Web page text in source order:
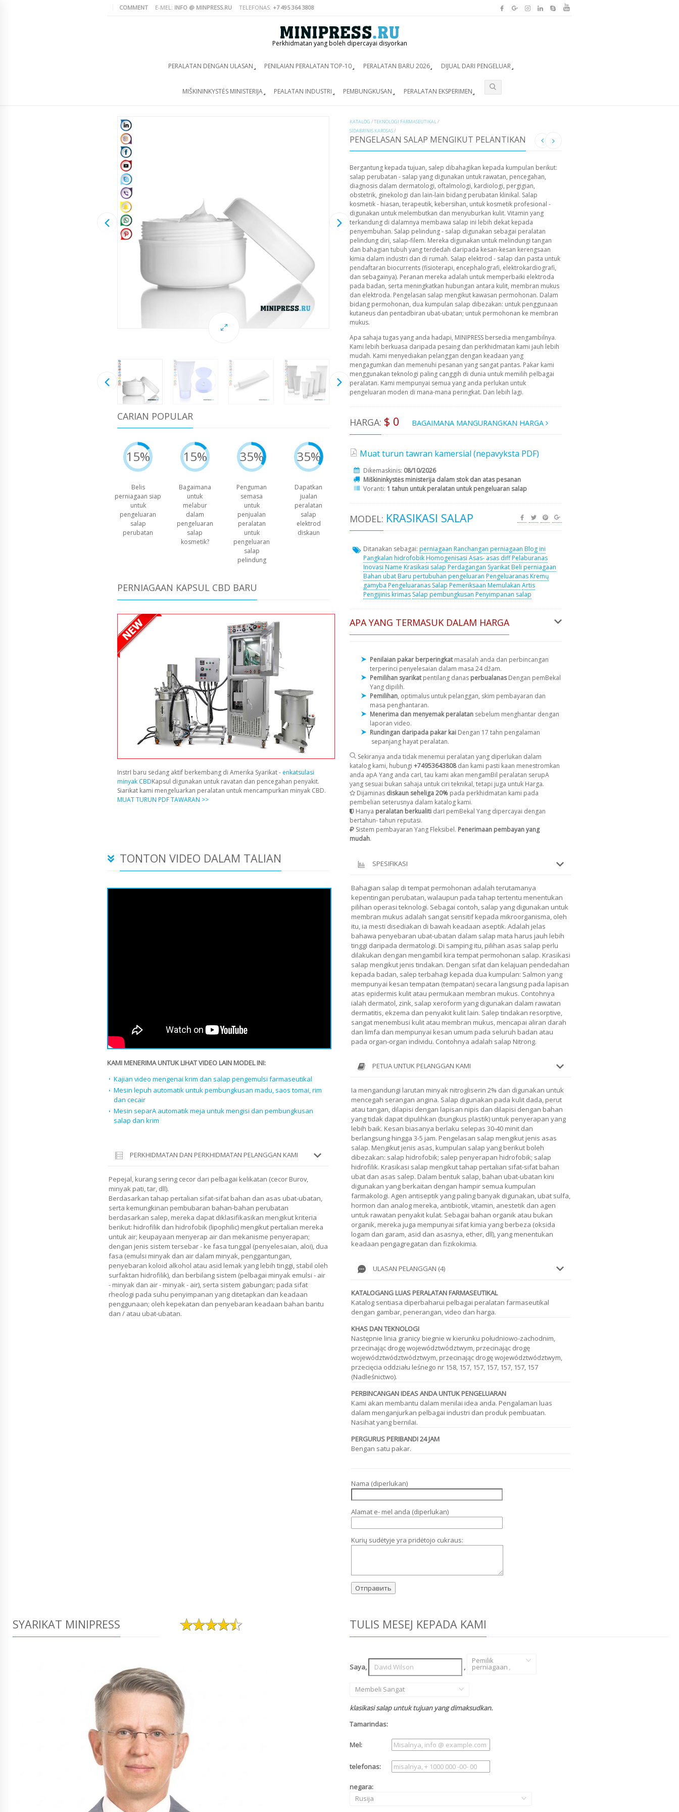
COMMENT E-MEL: INFO @ MINPRESS.RU TELEFONAS: +7 495 364 3808
Perkhidmatan yang boleh dipercayai disyorkan
PERALATAN DENGAN ULASAN PENILAIAN PERALATAN TOP-10 PERALATAN BARU 2026 DIJUAL DARI PENGELUAR
MIŠKININKYSTĖS MINISTERIJA PEALATAN INDUSTRI PEMBUNGKUSAN PERALATAN EKSPERIMEN
CARIAN POPULAR
15%
Belis
perniagaan siap
untuk
pengeluaran
salap
perubatan
15%
Bagaimana
untuk
melabur
dalam
pengeluaran
salap
kosmetik?
35%
Penguman
semasa
untuk
penjualan
peralatan
untuk
pengeluaran
salap
pelindung
35%
Dapatkan
jualan
peralatan
salap
elektrod
diskaun
PERNIAGAAN KAPSUL CBD BARU
InstrI baru sedang aktif berkembang di Amerika Syarikat - enkatsulasi
minyak CBDKapsul digunakan untuk ravatan dan pencegahan penyakit.
Siarikat kami mengeluarkan peralatan untuk mencampurkan minyak CBD.
MUAT TURUN PDF TAWARAN >>
KATALOG /TEKNOLOGI FARMASEUTIKAL/
SIDABRINIS KAROSAS/
PENGELASAN SALAP MENGIKUT PELANTIKAN
Bergantung kepada tujuan, salep dibahagikan kepada kumpulan berikut:
salap perubatan - salap yang digunakan untuk rawatan, pencegahan,
diagnosis dalam dermatologi, oftalmologi, kardiologi, pergigian,
obstetrik, ginekologi dan lain-lain bidang perubatan klinikal. Salap
kosmetik - hiasan, terapeutik, kebersihan, untuk kosmetik profesional -
digunakan untuk melembutkan dan menyuburkan kulit. Vitamin yang
terkandung di dalamnya membawa salap ini lebih dekat kepada
penyembuhan. Salap pelindung - salap digunakan sebagai peralatan
pelindung diri, salap-filem. Mereka digunakan untuk melindungi tangan
dan bahagian tubuh yang terdedah daripada kesan-kesan kerengsaan
kimia dalam industri dan di rumah. Salap elektrod - salap dan pasta untuk
pendaftaran biocurrents (fisioterapi, encephalografi, elektrokardiografi,
dan sebagainya). Peranan mereka adalah untuk memperbaiki elektroda
pada badan, serta meningkatkan hubungan antara kulit, membran mukus
dan elektroda. Pengelasan salap mengikut kawasan permohonan. Dalam
bidang permohonan, dua kumpulan salap dibezakan: untuk penggunaan
kutaneus dan pentadbiran ubat-ubatan; untuk permohonan ke membran
mukus.
Apa sahaja tugas yang anda hadapi, MINIPRESS bersedia mengambilnya.
Kami lebih berkuasa daripada pesaing dan perkhidmatan kami jauh lebih
mudah. Kami menyediakan pelanggan dengan keadaan yang
mengagumkan dan memenuhi pesanan yang sangat pantas. Pakar kami
menggunakan teknologi paling canggih di dunia untuk memilih pelbagai
peralatan. Kami mempunyai semua yang anda perlukan untuk
pengeluaran moden di mana-mana peringkat. Dan lebih lagi.
HARGA: $ 0 BAGAIMANA MANGURANGKAN HARGA
Muat turun tawran kamersial (nepavyksta PDF)
Dikemaskinis: 08/10/2026
Miškininkystės ministerija dalam stok dan atas pesanan
Voranti: 1 tahun untuk peralatan untuk pengeluaran salap
MODEL: KRASIKASI SALAP
Ditanakan sebagai: perniagaan Ranchangan perniagaan Blog ini
Pangkalan hidrofobikHomogenisasi Asas- asas diffPelaburanas
Inovasi Name Krasikasi salap Perdagangan SyarikatBeli perniagaan
Bahan ubatBaru pertubuhan pengeluaran PengeluaranasKremų
gamyba Pengeluaranas Salap Pemeriksaan Memulakan Artis
Pengijinis krimas Salap pembungkusan Penyimpanan salap
APA YANG TERMASUK DALAM HARGA
Penilaian pakar berperingkatmasalah anda dan perbincangan
terperinci penyelesaian dalam masa 24 džam.
Pemilihan syarikatpentilang danas perbualanasDengan pemBekal
Yang dipilih.
Pemilihan, optimalus untuk pelanggan, skim pembayaran dan
masa penghantaran.
Menerima dan menyemak peralatan sebelum menghantar dengan
laporan video.
Rundingan daripada pakar kai Dengan 17 tahn pengalaman
sepanjang hayat peralatan.
Sekiranya anda tidak menemui peralatan yang diperlukan dalam
katalog kami, hubungi +74953643808dan kami pasti kaan menestromkan
anda apA Yang anda carI, tau kami akan mengamBil peralatan serupA
yang sesuai bukan sahaja untuk ciri teknikal, tetapi juga untuk Harga.
Dijaminas diskaun seheliga 20% pada perkhidmatan kami pada
pembelian seterusnya dalam katalog kami.
Hanya peralatan berkualiti darI pemBekal Yang dipercayai dengan
bertahun- tahun reputasi.
Sistem pembayaran Yang Fleksibel. Penerimaan pembayan yang
mudah.
TONTON VIDEO DALAM TALIAN
KAMI MENERIMA UNTUK LIHAT VIDEO LAIN MODEL INI:
Kajian video mengenai krim dan salap pengemulsi farmaseutikal
Mesin lepuh automatik untuk pembungkusan madu, saos tomai, rim
dan cecair
Mesin separA automatik meja untuk mengisi dan pembungkusan
salap dan krim
PERKHIDMATAN DAN PERKHIDMATAN PELANGGAN KAMI
Pepejal, kurang sering cecor dari pelbagai kelikatan (cecor Burov,
minyak pati, tar, dll).
Berdasarkan tahap pertalian sifat-sifat bahan dan asas ubat-ubatan,
serta kemungkinan pembubaran bahan-bahan perubatan
berdasarkan salep, mereka dapat diklasifikasikan mengikut kriteria
berikut: hidrofilik dan hidrofobik (lipophilic) mengikut pertalian mereka
untuk air; keupayaan menyerap air dan mekanisme penyerapan;
dengan jenis sistem tersebar - ke fasa tunggal (penyelesaian, aloi), dua
fasa (emulsi minyak dan air dalam minyak, penggantungan,
penyebaran koloid alkohol atau asid lemak yang lebih tinggi, stabil oleh
surfaktan hidrofilik), dan berbilang sistem (pelbagai minyak emulsi - air
- minyak dan air - minyak - air), serta sistem gabungan; pada sifat
rheologi pada suhu penyimpanan yang ditetapkan dan keadaan
penggunaan; oleh kepekatan dan penyebaran keadaan bahan bantu
dan / atau ubat-ubatan.
SPESIFIKASI
Bahagian salap di tempat permohonan adalah terutamanya
kepentingan perubatan, walaupun pada tahap tertentu menentukan
pilihan operasi teknologi. Sebagai contoh, salap yang digunakan untuk
membran mukus adalah sangat sensitif kepada mikroorganisma, oleh
itu, ia mesti disediakan di bawah keadaan aseptik. Adalah jelas
bahawa penyebaran ubat-ubatan dalam salap mata harus jauh lebih
tinggi daripada dermatologi. Di samping itu, pilihan asas salap perlu
dilakukan dengan mengambil kira tempat permohonan salap. Krasikasi
salap mengikut jenis tindakan. Dengan sifat dan kelajuan pendedahan
kepada badan, salep terbahagi kepada dua kumpulan: Salmon yang
mempunyai kesan tempatan (tempatan) secara langsung pada lapisan
atas epidermis kulit atau permukaan membran mukus. Contohnya
ialah dermatol, zink, salap xeroform yang digunakan dalam rawatan
dermatitis, ekzema dan penyakit kulit lain. Salep tindakan resorptive,
sangat menembusi kulit atau membran mukus, mencapai aliran darah
dan limfa dan mempunyai kesan umum pada seluruh badan atau
pada organ-organ individu. Contohnya adalah salap Nitrong.
PETUA UNTUK PELANGGAN KAMI
Ia mengandungi larutan minyak nitrogliserin 2% dan digunakan untuk
mencegah serangan angina. Salap digunakan pada kulit dada, perut
atau tangan, dilapisi dengan lapisan nipis dan dilapisi dengan bahan
yang tidak dapat dipulihkan (bungkus plastik) untuk penyerapan yang
lebih baik. Kesan biasanya berlaku selepas 30-40 minit dan
berlangsung hingga 3-5 jam. Pengelasan salap mengikut jenis asas
salap. Mengikut jenis asas, kumpulan salap yang berikut boleh
dibezakan: salap hidrofobik; salep penyerapan hidrofobik; salap
hidrofilik. Krasikasi salap mengikut tahap pertalian sifat-sifat bahan
ubat dan asas salep. Dalam bentuk salap, bahan ubat-ubatan kini
digunakan yang berkaitan dengan hampir semua kumpulan
farmakologi. Agen antiseptik yang paling banyak digunakan, ubat sulfa,
hormon dan analog mereka, antibiotik, vitamin, anestetik dan agen
untuk rawatan penyakit kulat. Sebagai bahan organik atau bukan
organik, mereka juga mempunyai sifat kimia yang berbeza (oksida
logam dan garam, asid dan asasnya, ether, dll), yang menentukan
keadaan pengagregatan dan fizikokimia.
ULASAN PELANGGAN (4)
KATALOGANG LUAS PERALATAN FARMASEUTIKAL
Katalog sentiasa diperbaharui pelbagai peralatan farmaseutikal
dengan gambar, penerangan, video dan harga.
KHAS DAN TEKNOLOGI
Następnie linia granicy biegnie w kierunku południowo-zachodnim,
przecinając drogę województwództwym, przecinając drogę
województwództwództwym, przecinając drogę województwództwym,
przecięcia oddziału leśnego nr 158, 157, 157, 157, 157, 157, 157
(Nadleśnictwo).
PERBINCANGAN IDEAS ANDA UNTUK PENGELUARAN
Kami akan membantu dalam menilai idea anda. Pengalaman luas
dalam menganjurkan pelbagai industri dan produk pembuatan.
Nasihat yang bernilai.
PERGURUS PERIBANDI 24 JAM
Bengan satu pakar.
Nama (diperlukan)
Alamat e- mel anda (diperlukan)
Kurių sudėtyje yra pridėtojo cukraus:
SYARIKAT MINIPRESS TULIS MESEJ KEPADA KAMI
Saya, ,
Pemilik
perniagaan,
Membeli Sangat
klasikasi salap untuk tujuan yang dimaksudkan.
Tamarindas:
Mel:
telefonas:
negara:
Rusija